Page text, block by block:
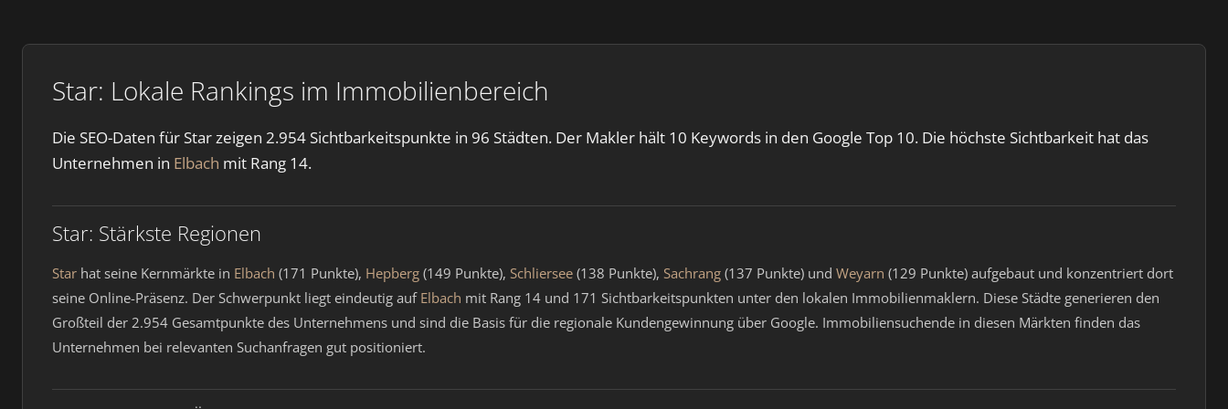
Star: Lokale Rankings im Immobilienbereich
Die SEO-Daten für Star zeigen 2.954 Sichtbarkeitspunkte in 96 Städten. Der Makler hält 10 Keywords in den Google Top 10. Die höchste Sichtbarkeit hat das
Unternehmen in Elbach mit Rang 14.
Star: Stärkste Regionen
Star hat seine Kernmärkte in Elbach (171 Punkte), Hepberg (149 Punkte), Schliersee (138 Punkte), Sachrang (137 Punkte) und Weyarn (129 Punkte) aufgebaut und konzentriert dort
seine Online-Präsenz. Der Schwerpunkt liegt eindeutig auf Elbach mit Rang 14 und 171 Sichtbarkeitspunkten unter den lokalen Immobilienmaklern. Diese Städte generieren den
Großteil der 2.954 Gesamtpunkte des Unternehmens und sind die Basis für die regionale Kundengewinnung über Google. Immobiliensuchende in diesen Märkten finden das
Unternehmen bei relevanten Suchanfragen gut positioniert.